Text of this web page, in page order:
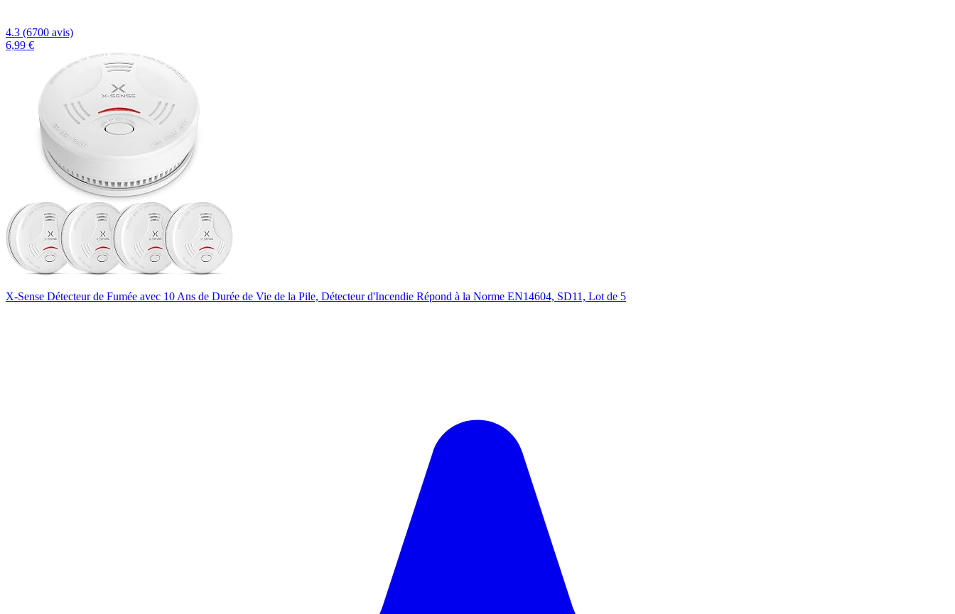
4.3 (6700 avis)
6,99 €
X-Sense Détecteur de Fumée avec 10 Ans de Durée de Vie de la Pile, Détecteur d'Incendie Répond à la Norme EN14604, SD11, Lot de 5